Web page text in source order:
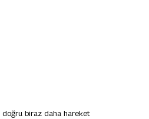
doğru biraz daha hareket